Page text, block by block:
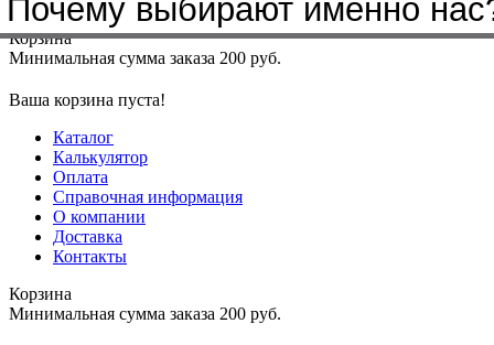
Меню+7(4912)50-37-50sbit@krep62.ru
Корзина
Минимальная сумма заказа 200 руб.
Ваша корзина пуста!
Каталог
Калькулятор
Оплата
Справочная информация
О компании
Доставка
Контакты
Корзина
Минимальная сумма заказа 200 руб.
Почему выбирают именно